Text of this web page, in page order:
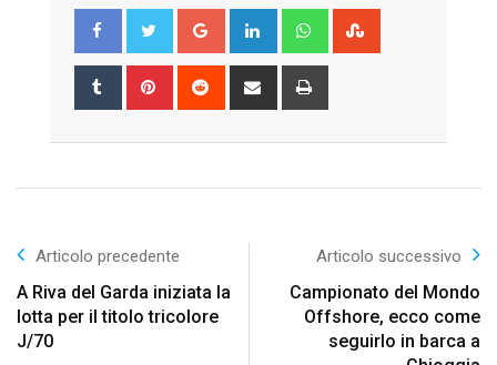
Google+ LinkedIn Whatsapp
Tumblr Pinterest Reddit
Share
Articolo precedente
A Riva del Garda iniziata la
lotta per il titolo tricolore
J/70
Articolo successivo
Campionato del Mondo
Offshore, ecco come
seguirlo in barca a